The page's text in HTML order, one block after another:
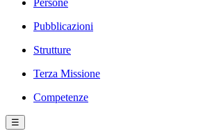
Persone
Pubblicazioni
Strutture
Terza Missione
Competenze
☰